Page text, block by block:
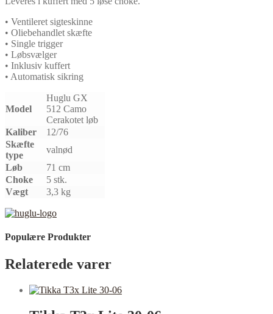
• Ventileret sigteskinne
• Oliebehandlet skæfte
• Single trigger
• Løbsvælger
• Inklusiv kuffert
• Automatisk sikring
Model
Huglu GX
512 Camo
Cerakotet løb
Kaliber
12/76
Skæfte
type
valnød
Løb
71 cm
Choke
5 stk.
Vægt
3,3 kg
Populære Produkter
Relaterede varer